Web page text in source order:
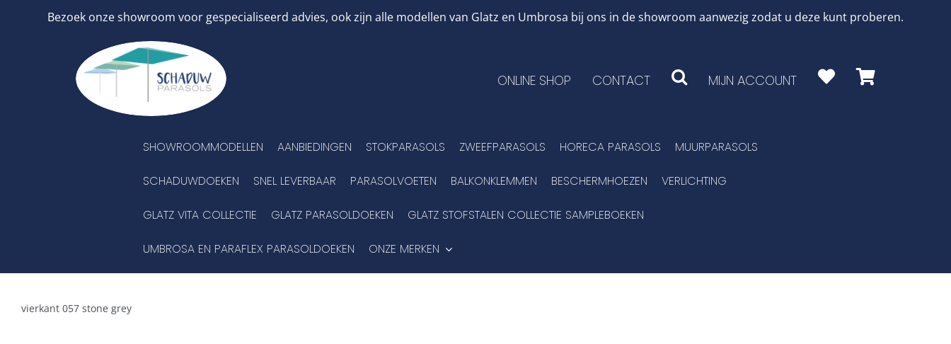
Bezoek onze showroom voor gespecialiseerd advies, ook zijn alle modellen van Glatz en Umbrosa bij ons in de showroom aanwezig zodat u deze kunt proberen.
ONLINE SHOP CONTACT MIJN ACCOUNT
SHOWROOMMODELLEN AANBIEDINGEN STOKPARASOLS ZWEEFPARASOLS HORECA PARASOLS MUURPARASOLS
SCHADUWDOEKEN SNEL LEVERBAAR PARASOLVOETEN BALKONKLEMMEN BESCHERMHOEZEN VERLICHTING
GLATZ VITA COLLECTIE GLATZ PARASOLDOEKEN GLATZ STOFSTALEN COLLECTIE SAMPLEBOEKEN
UMBROSA EN PARAFLEX PARASOLDOEKEN ONZE MERKEN
vierkant 057 stone grey